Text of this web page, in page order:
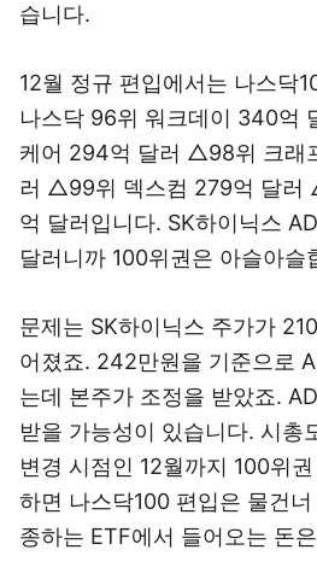
습니다.
12월 정규 편입에서는 나스닥
나스닥 96위 워크데이 340억
케어 294억 달러 △98위 크래
러 △99위 덱스컴 279억 달러
억 달러입니다. SK하이닉스
달러니까 100위권은 아슬아슬
문제는 SK하이닉스 주가가
어졌죠. 242만원을 기준으로
는데 본주가 조정을 받았죠.
받을 가능성이 있습니다. 시총
변경 시점인 12월까지 100위
하면 나스닥100 편입은 물건
종하는 ETF에서 들어오는 돈